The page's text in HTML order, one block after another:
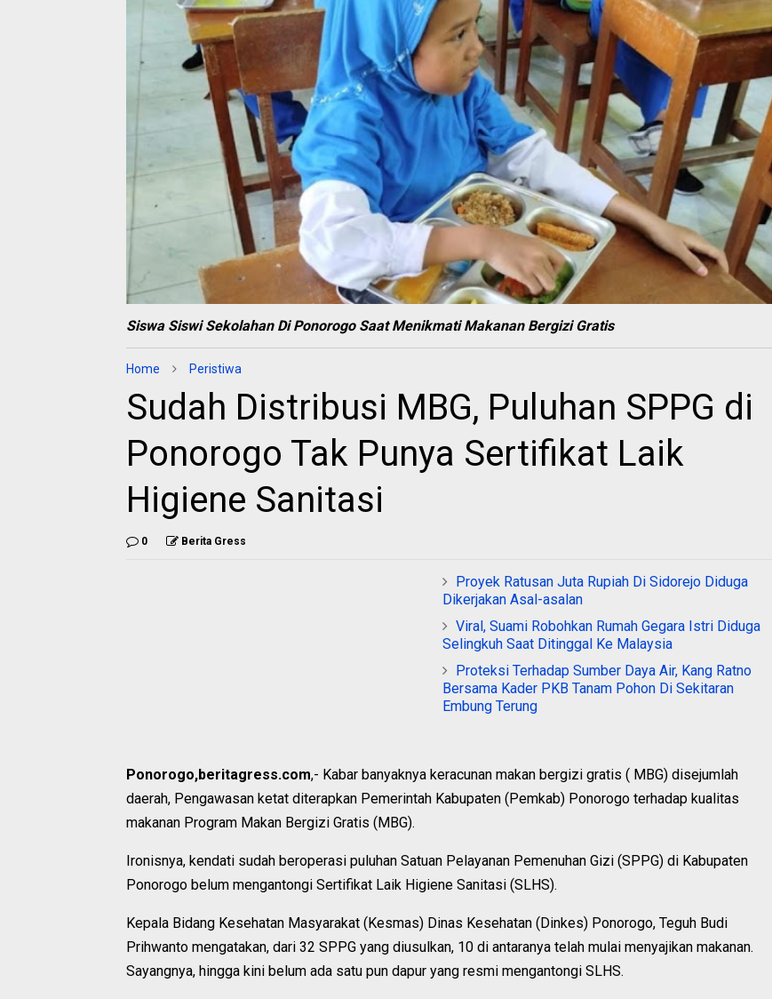
Siswa Siswi Sekolahan Di Ponorogo Saat Menikmati Makanan Bergizi Gratis
Home Peristiwa
Sudah Distribusi MBG, Puluhan SPPG di
Ponorogo Tak Punya Sertifikat Laik
Higiene Sanitasi
0 Berita Gress
Proyek Ratusan Juta Rupiah Di Sidorejo Diduga
Dikerjakan Asal-asalan
Viral, Suami Robohkan Rumah Gegara Istri Diduga
Selingkuh Saat Ditinggal Ke Malaysia
Proteksi Terhadap Sumber Daya Air, Kang Ratno
Bersama Kader PKB Tanam Pohon Di Sekitaran
Embung Terung
Ponorogo,beritagress.com,- Kabar banyaknya keracunan makan bergizi gratis ( MBG) disejumlah
daerah, Pengawasan ketat diterapkan Pemerintah Kabupaten (Pemkab) Ponorogo terhadap kualitas
makanan Program Makan Bergizi Gratis (MBG).
Ironisnya, kendati sudah beroperasi puluhan Satuan Pelayanan Pemenuhan Gizi (SPPG) di Kabupaten
Ponorogo belum mengantongi Sertifikat Laik Higiene Sanitasi (SLHS).
Kepala Bidang Kesehatan Masyarakat (Kesmas) Dinas Kesehatan (Dinkes) Ponorogo, Teguh Budi
Prihwanto mengatakan, dari 32 SPPG yang diusulkan, 10 di antaranya telah mulai menyajikan makanan.
Sayangnya, hingga kini belum ada satu pun dapur yang resmi mengantongi SLHS.